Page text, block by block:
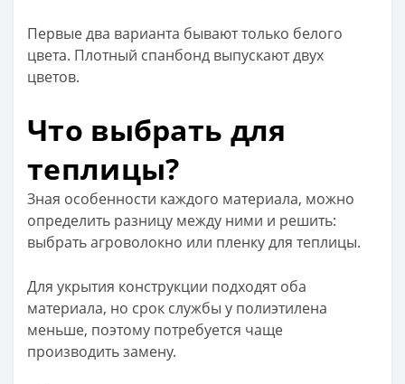
Первые два варианта бывают только белого
цвета. Плотный спанбонд выпускают двух
цветов.
Что выбрать для
теплицы?
Зная особенности каждого материала, можно
определить разницу между ними и решить:
выбрать агроволокно или пленку для теплицы.
Для укрытия конструкции подходят оба
материала, но срок службы у полиэтилена
меньше, поэтому потребуется чаще
производить замену.